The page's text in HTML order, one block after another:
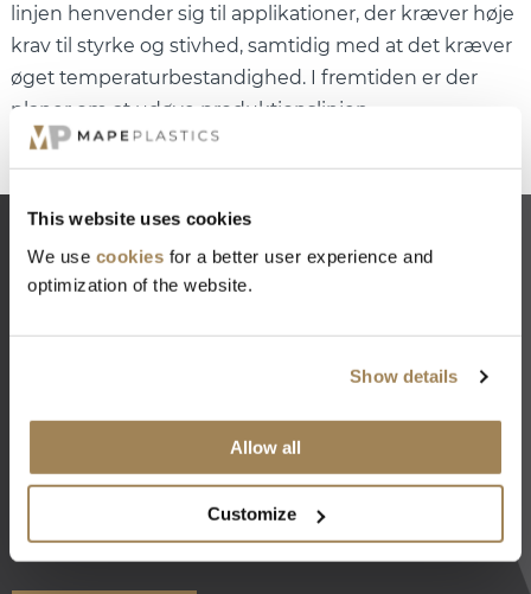
This website uses cookies
We use cookies for a better user experience and
optimization of the website.
Show details
Allow all
Customize
linjen henvender sig til applikationer, der kræver høje
krav til styrke og stivhed, samtidig med at det kræver
øget temperaturbestandighed. I fremtiden er der
planer om at udøve produktionslinjen.
TILMELDELSE TIL
NYHEDSBREV
nyheder om Mape Plastics og plastindustrien.